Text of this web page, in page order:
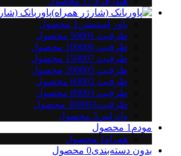
پاوربانک
پاور استیشن 1 محصول
ظرفیت 5000 1
محصول
ظرفیت 10000 6
محصول
ظرفیت 15000 7
محصول
ظرفیت 20000 5
محصول
ظرفیت 6000 2
محصول
ظرفیت 8000 3
محصول
ظرفیت300003
محصول
وایرلس3 محصول
مودم 1 محصول
همراه 1 محصول
بدون دسته‌بندی0 محصول